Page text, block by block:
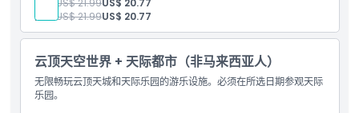
US$ 21.99US$ 20.77
高级: US$ 21.99US$ 20.77
云顶天空世界 + 天际都市（非马来西亚人）
无限畅玩云顶天城和天际乐园的游乐设施。必须在所选日期参观天际
乐园。